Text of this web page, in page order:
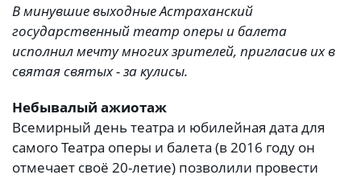
В минувшие выходные Астраханский
государственный театр оперы и балета
исполнил мечту многих зрителей, пригласив их в
святая святых - за кулисы.
Небывалый ажиотаж
Всемирный день театра и юбилейная дата для
самого Театра оперы и балета (в 2016 году он
отмечает своё 20-летие) позволили провести